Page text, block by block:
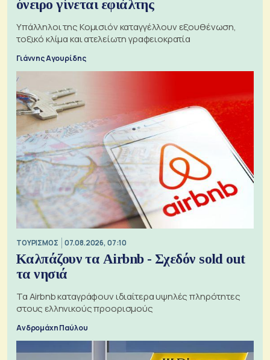
όνειρο γίνεται εφιάλτης
Υπάλληλοι της Κομισιόν καταγγέλλουν εξουθένωση,
τοξικό κλίμα και ατελείωτη γραφειοκρατία
Γιάννης Αγουρίδης
ΤΟΥΡΙΣΜΟΣ 07.08.2026, 07:10
Καλπάζουν τα Airbnb - Σχεδόν sold out
τα νησιά
Τα Airbnb καταγράφουν ιδιαίτερα υψηλές πληρότητες
στους ελληνικούς προορισμούς
Ανδρομάχη Παύλου